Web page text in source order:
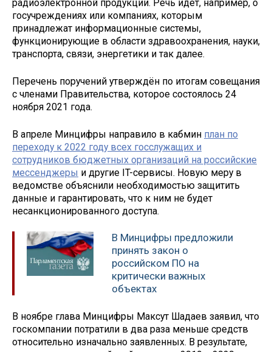
радиоэлектронной продукции. Речь идёт, например, о
госучреждениях или компаниях, которым
принадлежат информационные системы,
функционирующие в области здравоохранения, науки,
транспорта, связи, энергетики и так далее.
Перечень поручений утверждён по итогам совещания
с членами Правительства, которое состоялось 24
ноября 2021 года.
В апреле Минцифры направило в кабмин план по
переходу к 2022 году всех госслужащих и
сотрудников бюджетных организаций на российские
мессенджеры и другие IT-сервисы. Новую меру в
ведомстве объяснили необходимостью защитить
данные и гарантировать, что к ним не будет
несанкционированного доступа.
В Минцифры предложили
принять закон о
российском ПО на
критически важных
объектах
В ноябре глава Минцифры Максут Шадаев заявил, что
госкомпании потратили в два раза меньше средств
относительно изначально заявленных. В результате,